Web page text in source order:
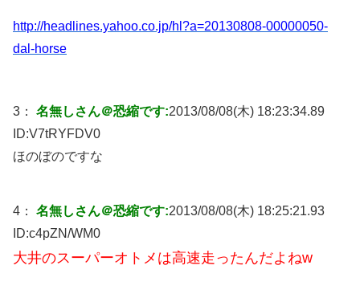
http://headlines.yahoo.co.jp/hl?a=20130808-00000050-
dal-horse
3： 名無しさん＠恐縮です:2013/08/08(木) 18:23:34.89
ID:V7tRYFDV0
ほのぼのですな
4： 名無しさん＠恐縮です:2013/08/08(木) 18:25:21.93
ID:c4pZN/WM0
大井のスーパーオトメは高速走ったんだよねw